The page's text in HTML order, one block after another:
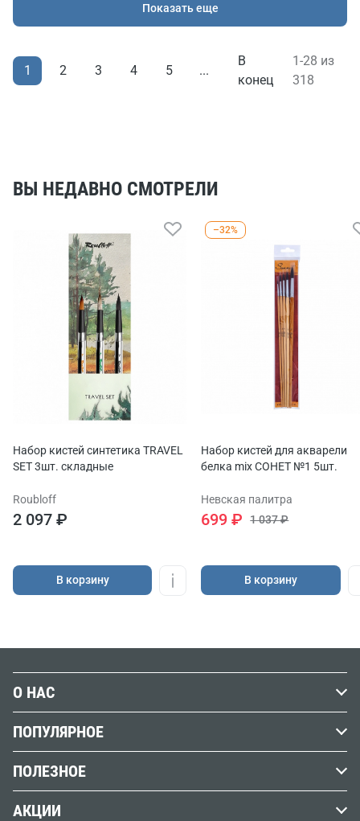
Показать еще
1 2 3 4 5 ...
В
конец
1-28 из
318
ВЫ НЕДАВНО СМОТРЕЛИ
Набор кистей синтетика TRAVEL
SET 3шт. складные
Roubloff
2 097 ₽
В корзину
–32%
Набор кистей для акварели
белка mix СОНЕТ №1 5шт.
Невская палитра
699 ₽ 1 037 ₽
В корзину
О НАС
Наши магазины
Бренды
Вакансии
ПОПУЛЯРНОЕ
Краски
Кисти
ПОЛЕЗНОЕ
АКЦИИ